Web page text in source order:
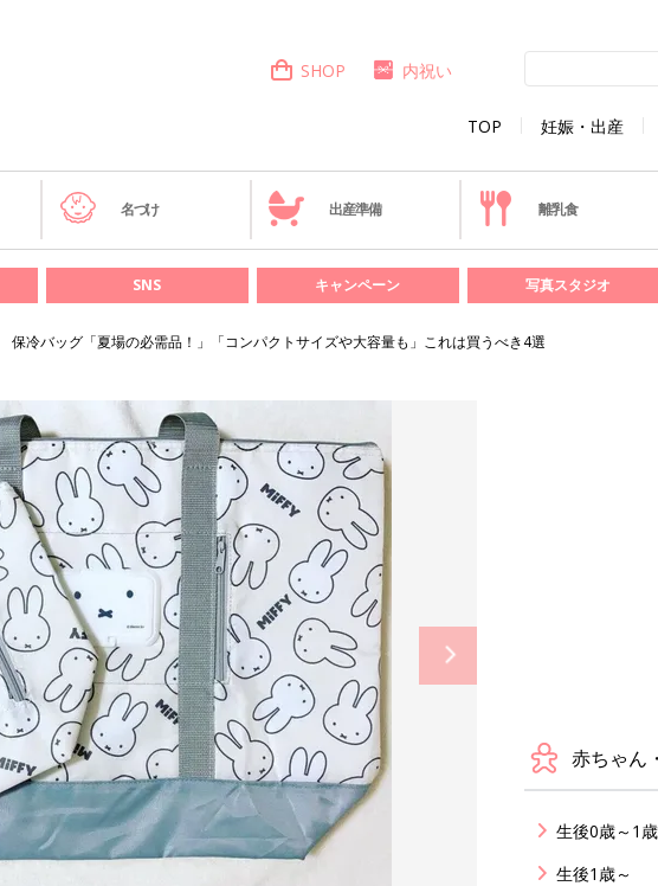
TOP 妊娠・出産
SHOP 内祝い
名づけ 出産準備 離乳食
SNS キャンペーン 写真スタジオ
保冷バッグ「夏場の必需品！」「コンパクトサイズや大容量も」これは買うべき4選
赤ちゃん
生後0歳～1歳
生後1歳～